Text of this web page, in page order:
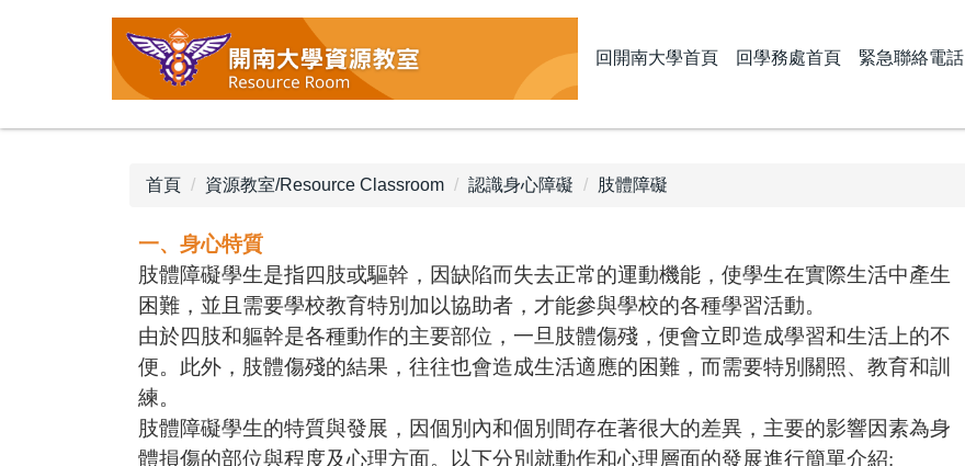
回開南大學首頁 回學務處首頁 緊急聯絡電話
首頁 資源教室/Resource Classroom 認識身心障礙 肢體障礙
一、身心特質
肢體障礙學生是指四肢或驅幹，因缺陷而失去正常的運動機能，使學生在實際生活中產生
困難，並且需要學校教育特別加以協助者，才能參與學校的各種學習活動。
由於四肢和軀幹是各種動作的主要部位，一旦肢體傷殘，便會立即造成學習和生活上的不
便。此外，肢體傷殘的結果，往往也會造成生活適應的困難，而需要特別關照、教育和訓
練。
肢體障礙學生的特質與發展，因個別內和個別間存在著很大的差異，主要的影響因素為身
體損傷的部位與程度及心理方面。以下分別就動作和心理層面的發展進行簡單介紹: